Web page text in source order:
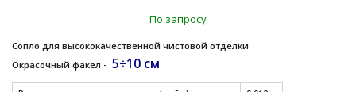
По запросу
Сопло для высококачественной чистовой отделки
Окрасочный факел - 5÷10 см